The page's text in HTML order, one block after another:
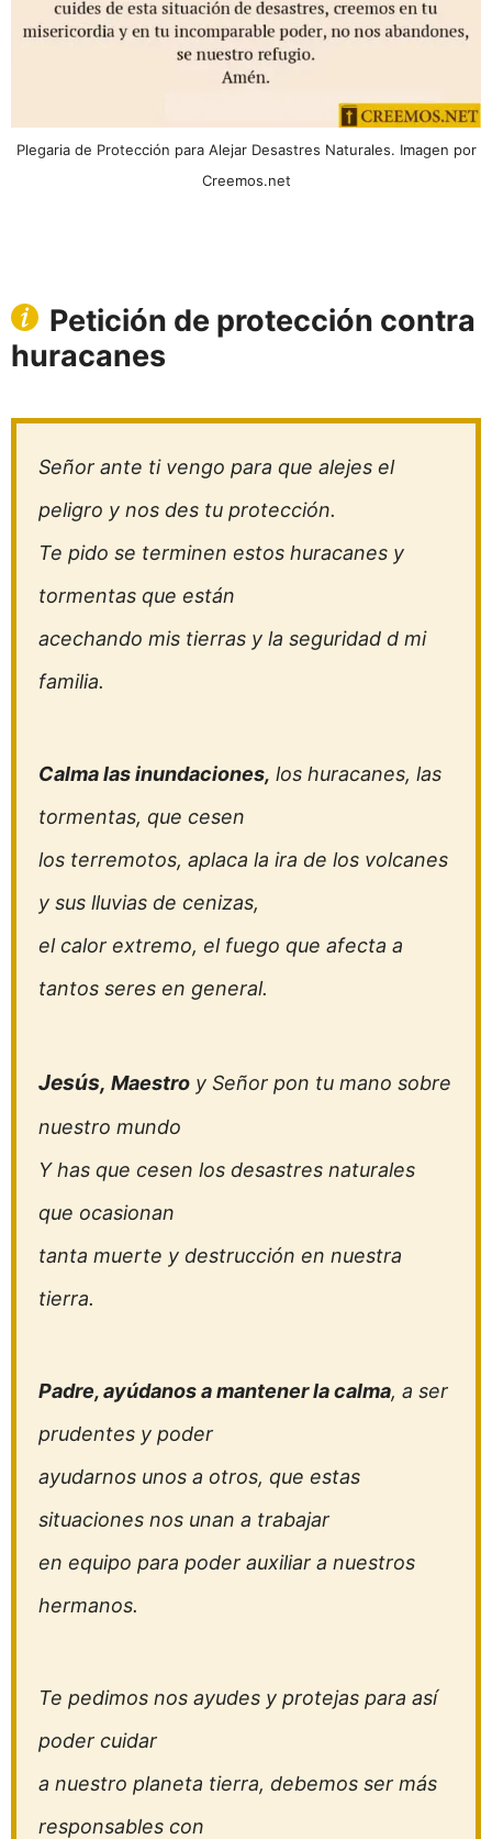
Plegaria de Protección para Alejar Desastres Naturales. Imagen por
Creemos.net
Petición de protección contra
huracanes
Señor ante ti vengo para que alejes el
peligro y nos des tu protección.
Te pido se terminen estos huracanes y
tormentas que están
acechando mis tierras y la seguridad d mi
familia.
Calma las inundaciones, los huracanes, las
tormentas, que cesen
los terremotos, aplaca la ira de los volcanes
y sus lluvias de cenizas,
el calor extremo, el fuego que afecta a
tantos seres en general.
Jesús, Maestro y Señor pon tu mano sobre
nuestro mundo
Y has que cesen los desastres naturales
que ocasionan
tanta muerte y destrucción en nuestra
tierra.
Padre, ayúdanos a mantener la calma, a ser
prudentes y poder
ayudarnos unos a otros, que estas
situaciones nos unan a trabajar
en equipo para poder auxiliar a nuestros
hermanos.
Te pedimos nos ayudes y protejas para así
poder cuidar
a nuestro planeta tierra, debemos ser más
responsables con